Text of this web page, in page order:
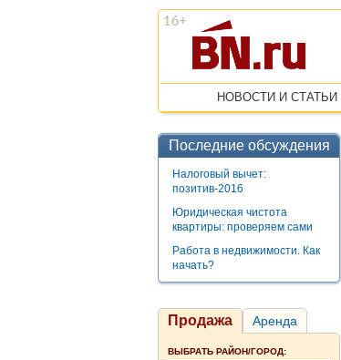
НОВОСТИ И СТАТЬИ
Последние обсуждения
Налоговый вычет:
позитив-2016
Юридическая чистота
квартиры: проверяем сами
Работа в недвижимости. Как
начать?
Продажа Аренда
ВЫБРАТЬ РАЙОН/ГОРОД: